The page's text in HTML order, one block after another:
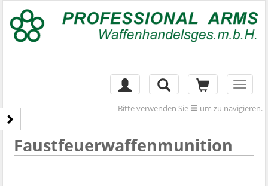
Bitte verwenden Sie um zu navigieren.
Faustfeuerwaffenmunition